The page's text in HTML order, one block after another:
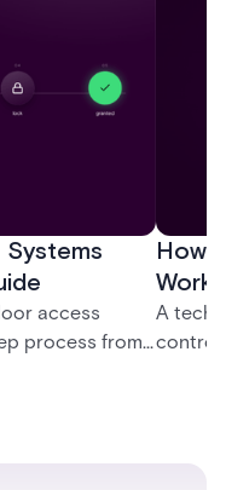
access
process from
access control
How
A
control